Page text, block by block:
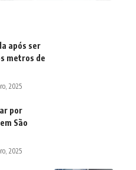
após ser
metros de
2025
por
São
2025